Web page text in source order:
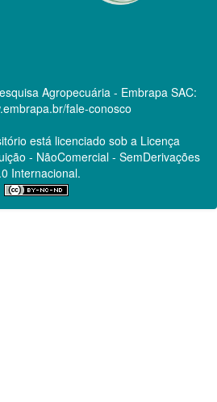
Agropecuária - Embrapa SAC:
fale-conosco
está licenciado sob a Licença
- NãoComercial - SemDerivações
Internacional.